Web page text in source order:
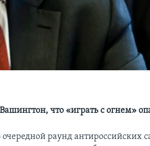
что «играть с огнем»
раунд антироссийских